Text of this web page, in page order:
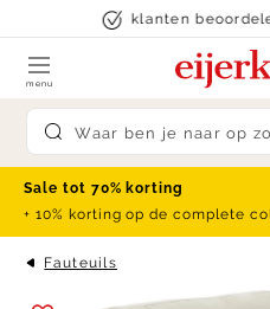
Skip to contentklanten
Submit search
menu
Sale tot 70% korting
+ 10% korting op de complete
Fauteuils